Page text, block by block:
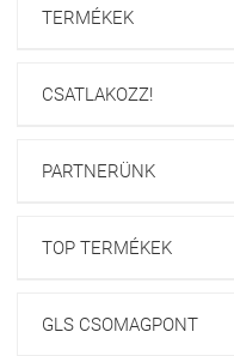
TERMÉKEK
CSATLAKOZZ!
PARTNERÜNK
TOP TERMÉKEK
GLS CSOMAGPONT